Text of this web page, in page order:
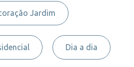
Jardim
Dia a dia